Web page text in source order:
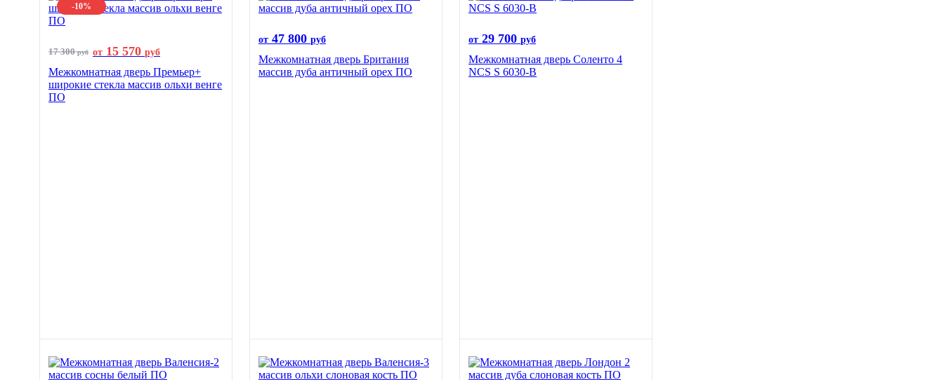
-10%
17 300руб от 15 570 руб
Межкомнатная дверь Премьер+
широкие стекла массив ольхи венге
ПО
от 47 800 руб
Межкомнатная дверь Британия
массив дуба античный орех ПО
от 29 700 руб
Межкомнатная дверь Соленто 4
NCS S 6030-B